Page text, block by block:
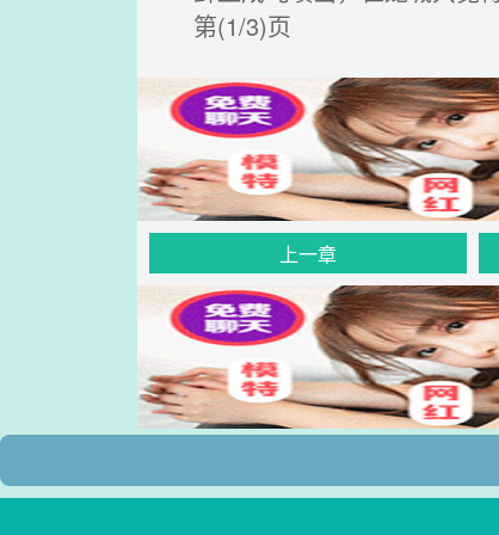
第(1/3)页
上一章